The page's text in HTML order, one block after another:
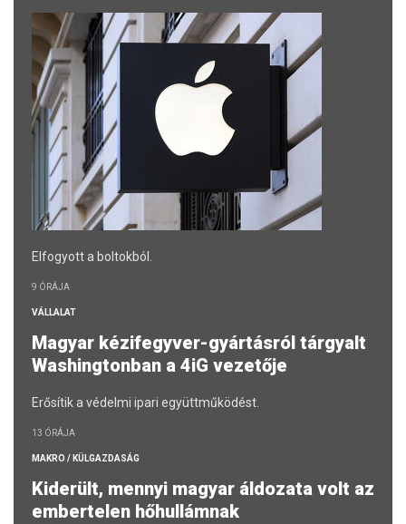
Elfogyott a boltokból.
9 ÓRÁJA
VÁLLALAT
Magyar kézifegyver-gyártásról tárgyalt
Washingtonban a 4iG vezetője
Erősítik a védelmi ipari együttműködést.
13 ÓRÁJA
MAKRO / KÜLGAZDASÁG
Kiderült, mennyi magyar áldozata volt az
embertelen hőhullámnak